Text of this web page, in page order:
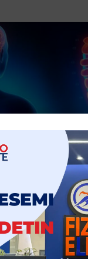
përfshijnë probleme të
brakial dhe tuneli i